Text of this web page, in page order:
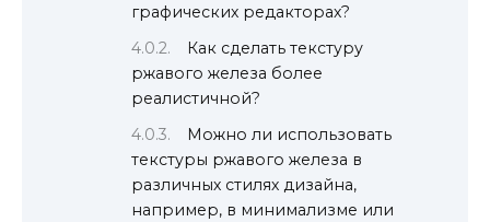
графических редакторах?
Как сделать текстуру
ржавого железа более
реалистичной?
Можно ли использовать
текстуры ржавого железа в
различных стилях дизайна,
например, в минимализме или